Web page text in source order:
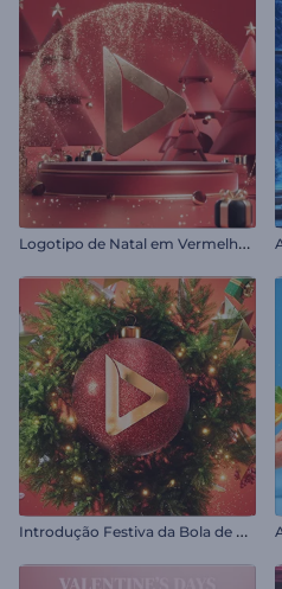
L
ogotipo de Natal em Vermelho Rubi
I
ntrodução Festiva da Bola de Natal